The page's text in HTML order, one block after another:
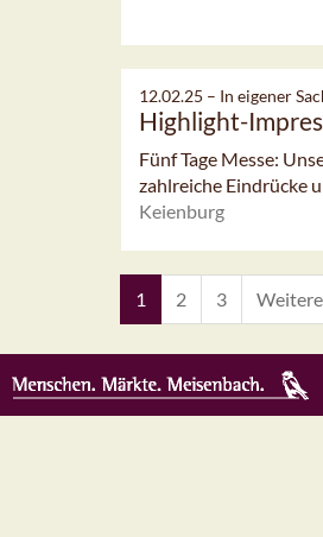
12.02.25 – In eigener
Highlight-
Fünf Tage Messe:
zahlreiche Eindrücke
Keienburg
1 2 3